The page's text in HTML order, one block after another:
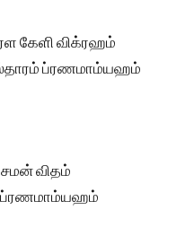
கேளி விக்ரஹம்
ப்ரணமாம்யஹம்
சமன் விதம்
ப்ரணமாம்யஹம்